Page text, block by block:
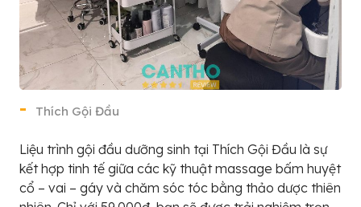
Thích Gội Đầu
Liệu trình gội đầu dưỡng sinh tại Thích Gội Đầu là sự
kết hợp tinh tế giữa các kỹ thuật massage bấm huyệt
cổ – vai – gáy và chăm sóc tóc bằng thảo dược thiên